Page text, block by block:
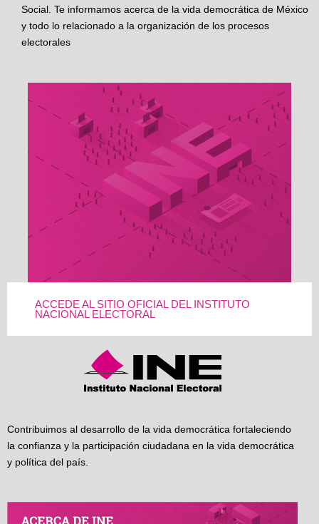
Social. Te informamos acerca de la vida democrática de México
y todo lo relacionado a la organización de los procesos
electorales
ACCEDE AL SITIO OFICIAL DEL INSTITUTO
NACIONAL ELECTORAL
Contribuimos al desarrollo de la vida democrática fortaleciendo
la confianza y la participación ciudadana en la vida democrática
y política del país.